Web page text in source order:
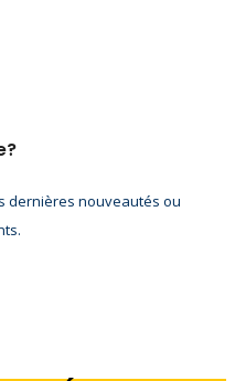
dernières nouveautés ou